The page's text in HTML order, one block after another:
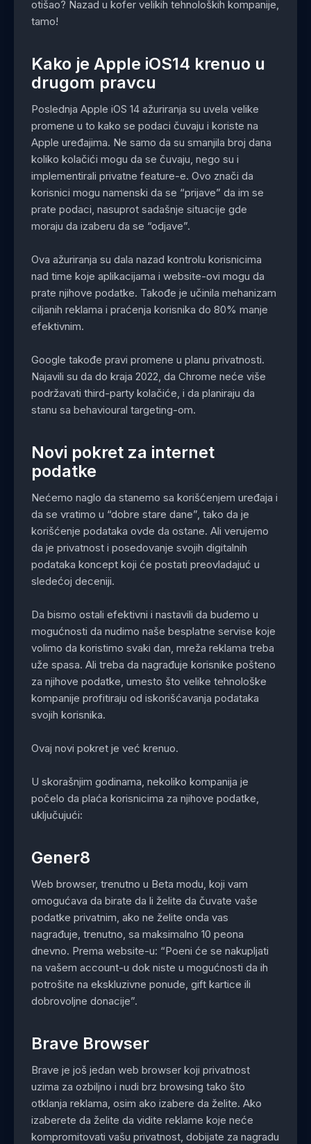
otišao? Nazad u kofer velikih tehnoloških kompanije,
tamo!
Kako je Apple iOS14 krenuo u
drugom pravcu
Poslednja Apple iOS 14 ažuriranja su uvela velike
promene u to kako se podaci čuvaju i koriste na
Apple uređajima. Ne samo da su smanjila broj dana
koliko kolačići mogu da se čuvaju, nego su i
implementirali privatne feature-e. Ovo znači da
korisnici mogu namenski da se “prijave” da im se
prate podaci, nasuprot sadašnje situacije gde
moraju da izaberu da se “odjave”.
Ova ažuriranja su dala nazad kontrolu korisnicima
nad time koje aplikacijama i website-ovi mogu da
prate njihove podatke. Takođe je učinila mehanizam
ciljanih reklama i praćenja korisnika do 80% manje
efektivnim.
Google takođe pravi promene u planu privatnosti.
Najavili su da do kraja 2022, da Chrome neće više
podržavati third-party kolačiće, i da planiraju da
stanu sa behavioural targeting-om.
Novi pokret za internet
podatke
Nećemo naglo da stanemo sa korišćenjem uređaja i
da se vratimo u “dobre stare dane”, tako da je
korišćenje podataka ovde da ostane. Ali verujemo
da je privatnost i posedovanje svojih digitalnih
podataka koncept koji će postati preovladajuć u
sledećoj deceniji.
Da bismo ostali efektivni i nastavili da budemo u
mogućnosti da nudimo naše besplatne servise koje
volimo da koristimo svaki dan, mreža reklama treba
uže spasa. Ali treba da nagrađuje korisnike pošteno
za njihove podatke, umesto što velike tehnološke
kompanije profitiraju od iskorišćavanja podataka
svojih korisnika.
Ovaj novi pokret je već krenuo.
U skorašnjim godinama, nekoliko kompanija je
počelo da plaća korisnicima za njihove podatke,
uključujući:
Gener8
Web browser, trenutno u Beta modu, koji vam
omogućava da birate da li želite da čuvate vaše
podatke privatnim, ako ne želite onda vas
nagrađuje, trenutno, sa maksimalno 10 peona
dnevno. Prema website-u: “Poeni će se nakupljati
na vašem account-u dok niste u mogućnosti da ih
potrošite na ekskluzivne ponude, gift kartice ili
dobrovoljne donacije”.
Brave Browser
Brave je još jedan web browser koji privatnost
uzima za ozbiljno i nudi brz browsing tako što
otklanja reklama, osim ako izabere da želite. Ako
izaberete da želite da vidite reklame koje neće
kompromitovati vašu privatnost, dobijate za nagradu